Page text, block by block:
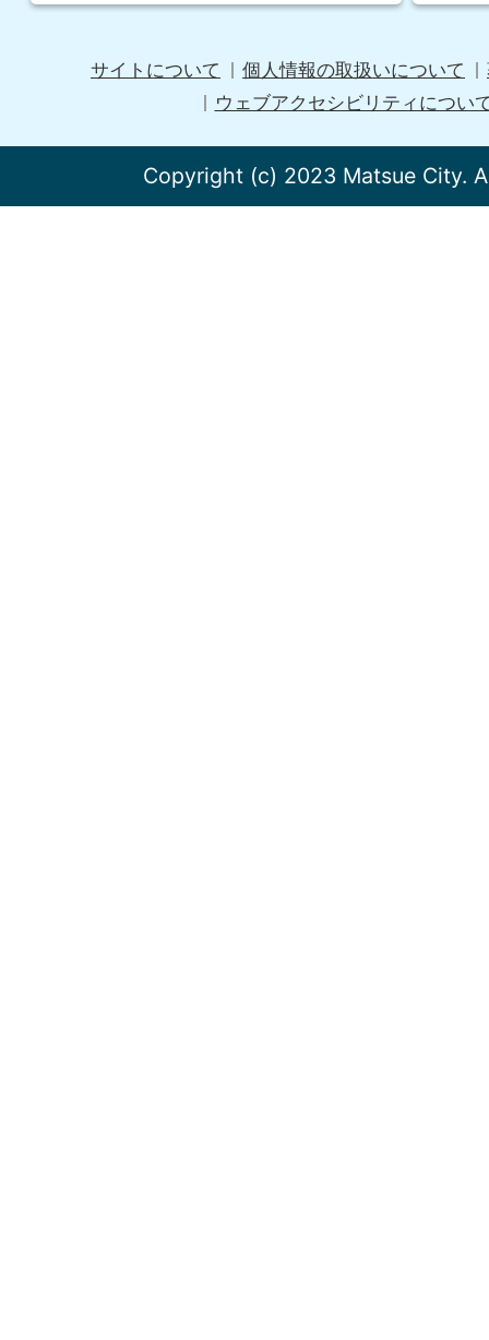
サイトについて 個人情報の取扱いについて
ウェブアクセシビリティについ
Copyright (c) 2023 Matsue City.